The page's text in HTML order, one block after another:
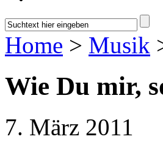
Home > Musik
Wie Du mir,
7. März 2011